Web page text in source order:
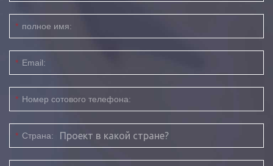
* полное имя:
* Email:
* Номер сотового телефона:
* Страна: